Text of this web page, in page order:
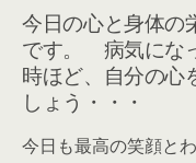
今日の心と身体の
です。 病気にな
時ほど、自分の心
しょう・・・
今日も最高の笑顔と